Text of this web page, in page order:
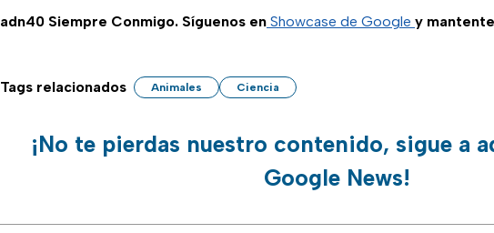
adn40 Siempre Conmigo. Síguenos en Showcase de Google y
Tags relacionados Animales Ciencia
¡No te pierdas nuestro contenido, sigue a
Google News!